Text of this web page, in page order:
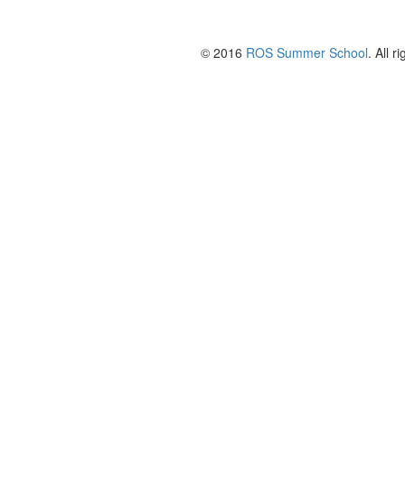
© 2016 ROS Summer School. All